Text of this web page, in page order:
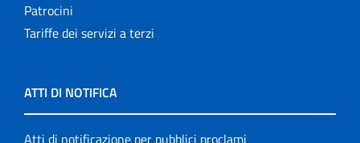
Patrocini
Tariffe dei servizi a terzi
ATTI DI NOTIFICA
Atti di notificazione per pubblici proclami